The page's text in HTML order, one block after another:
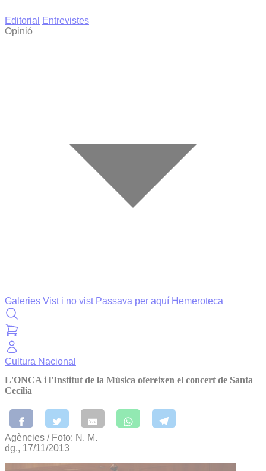
Editorial
Entrevistes
Opinió
Galeries Vist i no vist Passava per aquí Hemeroteca
Cultura Nacional
L'ONCA i l'Institut de la Música ofereixen el concert de Santa
Cecília
Agències / Foto: N. M.
dg., 17/11/2013